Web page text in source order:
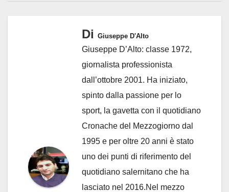
Di Giuseppe D'Alto
Giuseppe D’Alto: classe 1972,
giornalista professionista
dall’ottobre 2001. Ha iniziato,
spinto dalla passione per lo
sport, la gavetta con il quotidiano
Cronache del Mezzogiorno dal
1995 e per oltre 20 anni è stato
uno dei punti di riferimento del
quotidiano salernitano che ha
lasciato nel 2016.Nel mezzo